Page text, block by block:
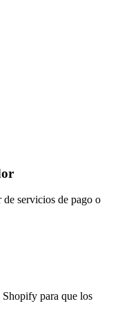
servicios de pago o
para que los